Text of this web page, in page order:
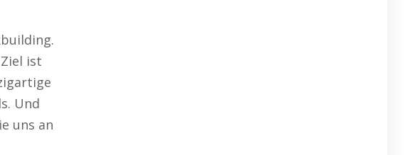
ist
Und
uns an